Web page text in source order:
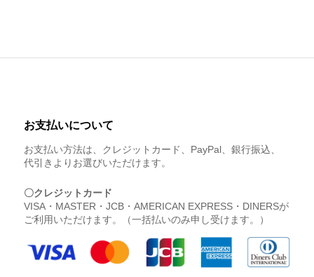
お支払いについて
お支払い方法は、クレジットカード、PayPal、銀行振込、
代引きよりお選びいただけます。
〇クレジットカード
VISA・MASTER・JCB・AMERICAN EXPRESS・DINERSが
ご利用いただけます。（一括払いのみ申し受けます。）